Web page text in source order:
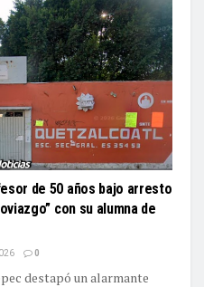
de 50 años bajo arresto
con su alumna de
0
destapó un alarmante